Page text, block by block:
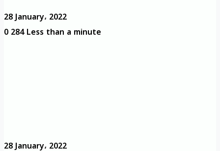
28 January، 2022
0284Less than a minute
28 January، 2022